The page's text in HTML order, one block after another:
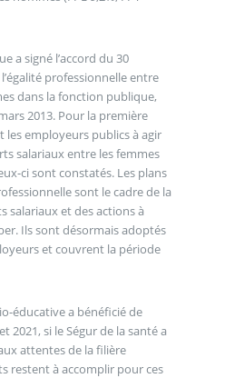
a signé l’accord du 30
professionnelle entre
dans la fonction publique,
2013. Pour la première
les employeurs publics à agir
salariaux entre les femmes
ci sont constatés. Les plans
sont le cadre de la
salariaux et des actions à
Ils sont désormais adoptés
et couvrent la période
éducative a bénéficié de
2021, si le Ségur de la santé a
attentes de la filière
restent à accomplir pour ces